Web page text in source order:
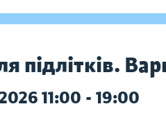
підлітків.
11:00 - 19:00